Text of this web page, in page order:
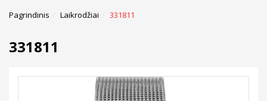
Pagrindinis Laikrodžiai 331811
331811